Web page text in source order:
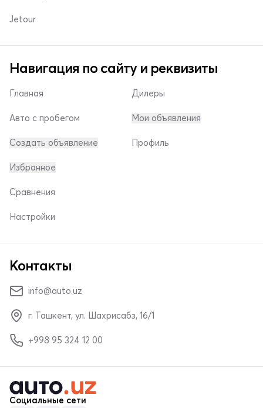
Jetour
Навигация по сайту и реквизиты
Главная
Авто с пробегом
Создать объявление
Дилеры
Мои объявления
Профиль
Избранное
Сравнения
Настройки
Контакты
info@auto.uz
г. Ташкент, ул. Шахрисабз, 16/1
+998 95 324 12 00
Социальные сети